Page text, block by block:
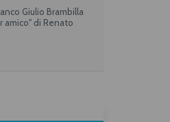
Giulio Brambilla
amico" di Renato